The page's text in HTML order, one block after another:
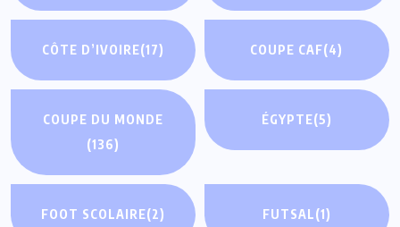
CÔTE D’IVOIRE(17) COUPE CAF(4)
COUPE DU MONDE
(136)
ÉGYPTE(5)
FOOT SCOLAIRE(2) FUTSAL(1)